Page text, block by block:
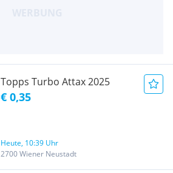
Topps Turbo Attax 2025
€ 0,35
Heute, 10:39 Uhr
2700 Wiener Neustadt